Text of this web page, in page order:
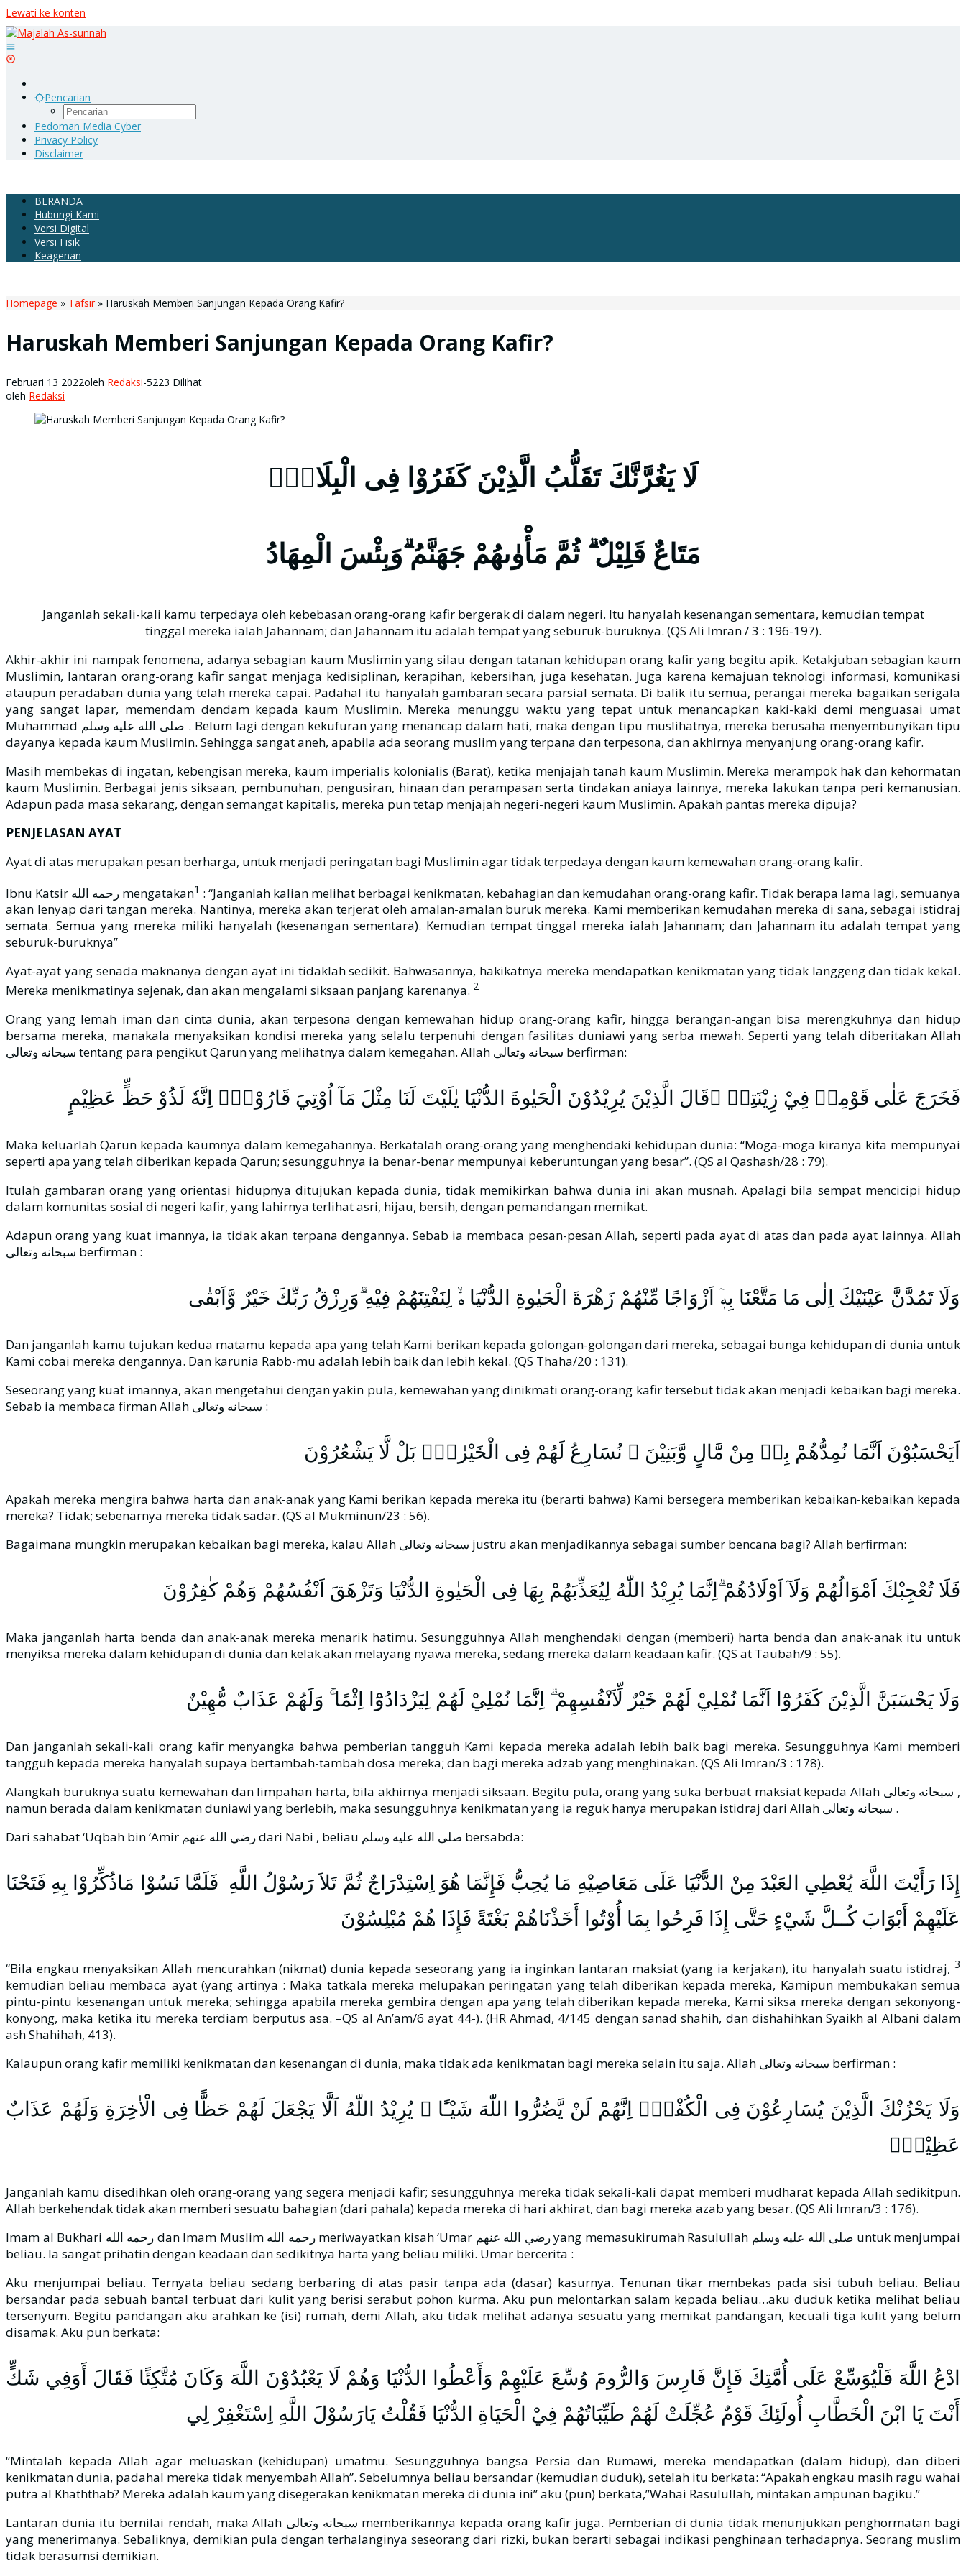
Lewati ke konten
Pencarian
Pedoman Media Cyber
Privacy Policy
Disclaimer
BERANDA
Hubungi Kami
Versi Digital
Versi Fisik
Keagenan
Homepage » Tafsir » Haruskah Memberi Sanjungan Kepada Orang Kafir?
Haruskah Memberi Sanjungan Kepada Orang Kafir?
Februari 13 2022oleh Redaksi-5223 Dilihat
oleh Redaksi
لَا يَغُرَّنَّكَ تَقَلُّبُ الَّذِيْنَ كَفَرُوْا فِى الْبِلَادِۗ
مَتَاعٌ قَلِيْلٌ ۗ ثُمَّ مَأْوٰىهُمْ جَهَنَّمُ ۗوَبِئْسَ الْمِهَادُ
Janganlah sekali-kali kamu terpedaya oleh kebebasan orang-orang kafir bergerak di dalam negeri. Itu hanyalah kesenangan sementara, kemudian tempat
tinggal mereka ialah Jahannam; dan Jahannam itu adalah tempat yang seburuk-buruknya. (QS Ali Imran / 3 : 196-197).
Akhir-akhir ini nampak fenomena, adanya sebagian kaum Muslimin yang silau dengan tatanan kehidupan orang kafir yang begitu apik. Ketakjuban sebagian kaum
Muslimin, lantaran orang-orang kafir sangat menjaga kedisiplinan, kerapihan, kebersihan, juga kesehatan. Juga karena kemajuan teknologi informasi, komunikasi
ataupun peradaban dunia yang telah mereka capai. Padahal itu hanyalah gambaran secara parsial semata. Di balik itu semua, perangai mereka bagaikan serigala
yang sangat lapar, memendam dendam kepada kaum Muslimin. Mereka menunggu waktu yang tepat untuk menancapkan kaki-kaki demi menguasai umat
Muhammad صلى الله عليه وسلم . Belum lagi dengan kekufuran yang menancap dalam hati, maka dengan tipu muslihatnya, mereka berusaha menyembunyikan tipu
dayanya kepada kaum Muslimin. Sehingga sangat aneh, apabila ada seorang muslim yang terpana dan terpesona, dan akhirnya menyanjung orang-orang kafir.
Masih membekas di ingatan, kebengisan mereka, kaum imperialis kolonialis (Barat), ketika menjajah tanah kaum Muslimin. Mereka merampok hak dan kehormatan
kaum Muslimin. Berbagai jenis siksaan, pembunuhan, pengusiran, hinaan dan perampasan serta tindakan aniaya lainnya, mereka lakukan tanpa peri kemanusian.
Adapun pada masa sekarang, dengan semangat kapitalis, mereka pun tetap menjajah negeri-negeri kaum Muslimin. Apakah pantas mereka dipuja?
PENJELASAN AYAT
Ayat di atas merupakan pesan berharga, untuk menjadi peringatan bagi Muslimin agar tidak terpedaya dengan kaum kemewahan orang-orang kafir.
Ibnu Katsir رحمه الله mengatakan1 : “Janganlah kalian melihat berbagai kenikmatan, kebahagian dan kemudahan orang-orang kafir. Tidak berapa lama lagi, semuanya
akan lenyap dari tangan mereka. Nantinya, mereka akan terjerat oleh amalan-amalan buruk mereka. Kami memberikan kemudahan mereka di sana, sebagai istidraj
semata. Semua yang mereka miliki hanyalah (kesenangan sementara). Kemudian tempat tinggal mereka ialah Jahannam; dan Jahannam itu adalah tempat yang
seburuk-buruknya”
Ayat-ayat yang senada maknanya dengan ayat ini tidaklah sedikit. Bahwasannya, hakikatnya mereka mendapatkan kenikmatan yang tidak langgeng dan tidak kekal.
Mereka menikmatinya sejenak, dan akan mengalami siksaan panjang karenanya. 2
Orang yang lemah iman dan cinta dunia, akan terpesona dengan kemewahan hidup orang-orang kafir, hingga berangan-angan bisa merengkuhnya dan hidup
bersama mereka, manakala menyaksikan kondisi mereka yang selalu terpenuhi dengan fasilitas duniawi yang serba mewah. Seperti yang telah diberitakan Allah
سبحانه وتعالى tentang para pengikut Qarun yang melihatnya dalam kemegahan. Allah سبحانه وتعالى berfirman:
فَخَرَجَ عَلٰى قَوْمِهٖ فِيْ زِيْنَتِهٖ ۗقَالَ الَّذِيْنَ يُرِيْدُوْنَ الْحَيٰوةَ الدُّنْيَا يٰلَيْتَ لَنَا مِثْلَ مَآ اُوْتِيَ قَارُوْنُۙ اِنَّهٗ لَذُوْ حَظٍّ عَظِيْمٍ
Maka keluarlah Qarun kepada kaumnya dalam kemegahannya. Berkatalah orang-orang yang menghendaki kehidupan dunia: “Moga-moga kiranya kita mempunyai
seperti apa yang telah diberikan kepada Qarun; sesungguhnya ia benar-benar mempunyai keberuntungan yang besar”. (QS al Qashash/28 : 79).
Itulah gambaran orang yang orientasi hidupnya ditujukan kepada dunia, tidak memikirkan bahwa dunia ini akan musnah. Apalagi bila sempat mencicipi hidup
dalam komunitas sosial di negeri kafir, yang lahirnya terlihat asri, hijau, bersih, dengan pemandangan memikat.
Adapun orang yang kuat imannya, ia tidak akan terpana dengannya. Sebab ia membaca pesan-pesan Allah, seperti pada ayat di atas dan pada ayat lainnya. Allah
سبحانه وتعالى berfirman :
وَلَا تَمُدَّنَّ عَيْنَيْكَ اِلٰى مَا مَتَّعْنَا بِهٖٓ اَزْوَاجًا مِّنْهُمْ زَهْرَةَ الْحَيٰوةِ الدُّنْيَا ەۙ لِنَفْتِنَهُمْ فِيْهِ ۗوَرِزْقُ رَبِّكَ خَيْرٌ وَّاَبْقٰى
Dan janganlah kamu tujukan kedua matamu kepada apa yang telah Kami berikan kepada golongan-golongan dari mereka, sebagai bunga kehidupan di dunia untuk
Kami cobai mereka dengannya. Dan karunia Rabb-mu adalah lebih baik dan lebih kekal. (QS Thaha/20 : 131).
Seseorang yang kuat imannya, akan mengetahui dengan yakin pula, kemewahan yang dinikmati orang-orang kafir tersebut tidak akan menjadi kebaikan bagi mereka.
Sebab ia membaca firman Allah سبحانه وتعالى :
اَيَحْسَبُوْنَ اَنَّمَا نُمِدُّهُمْ بِهٖ مِنْ مَّالٍ وَّبَنِيْنَ ۙ نُسَارِعُ لَهُمْ فِى الْخَيْرٰتِۗ بَلْ لَّا يَشْعُرُوْنَ
Apakah mereka mengira bahwa harta dan anak-anak yang Kami berikan kepada mereka itu (berarti bahwa) Kami bersegera memberikan kebaikan-kebaikan kepada
mereka? Tidak; sebenarnya mereka tidak sadar. (QS al Mukminun/23 : 56).
Bagaimana mungkin merupakan kebaikan bagi mereka, kalau Allah سبحانه وتعالى justru akan menjadikannya sebagai sumber bencana bagi? Allah berfirman:
فَلَا تُعْجِبْكَ اَمْوَالُهُمْ وَلَآ اَوْلَادُهُمْ ۗاِنَّمَا يُرِيْدُ اللّٰهُ لِيُعَذِّبَهُمْ بِهَا فِى الْحَيٰوةِ الدُّنْيَا وَتَزْهَقَ اَنْفُسُهُمْ وَهُمْ كٰفِرُوْنَ
Maka janganlah harta benda dan anak-anak mereka menarik hatimu. Sesungguhnya Allah menghendaki dengan (memberi) harta benda dan anak-anak itu untuk
menyiksa mereka dalam kehidupan di dunia dan kelak akan melayang nyawa mereka, sedang mereka dalam keadaan kafir. (QS at Taubah/9 : 55).
وَلَا يَحْسَبَنَّ الَّذِيْنَ كَفَرُوْٓا اَنَّمَا نُمْلِيْ لَهُمْ خَيْرٌ لِّاَنْفُسِهِمْ ۗ اِنَّمَا نُمْلِيْ لَهُمْ لِيَزْدَادُوْٓا اِثْمًا ۚ وَلَهُمْ عَذَابٌ مُّهِيْنٌ
Dan janganlah sekali-kali orang kafir menyangka bahwa pemberian tangguh Kami kepada mereka adalah lebih baik bagi mereka. Sesungguhnya Kami memberi
tangguh kepada mereka hanyalah supaya bertambah-tambah dosa mereka; dan bagi mereka adzab yang menghinakan. (QS Ali Imran/3 : 178).
Alangkah buruknya suatu kemewahan dan limpahan harta, bila akhirnya menjadi siksaan. Begitu pula, orang yang suka berbuat maksiat kepada Allah سبحانه وتعالى ,
namun berada dalam kenikmatan duniawi yang berlebih, maka sesungguhnya kenikmatan yang ia reguk hanya merupakan istidraj dari Allah سبحانه وتعالى .
Dari sahabat ‘Uqbah bin ‘Amir رضي الله عنهم dari Nabi , beliau صلى الله عليه وسلم bersabda:
إِذَا رَأَيْتَ اللَّهَ يُعْطِي العَبْدَ مِنْ الدًّنْيَا عَلَى مَعَاصِيْهِ مَا يُحِبُّ فَإِنَّمَا هُوَ اِسْتِدْرَاجٌ ثُمَّ تَلاَ رَسُوْلُ اللَّهِ فَلَمَّا نَسُوْا مَاذُكِّرُوْا بِهِ فَتَحْنَا
عَلَيْهِمْ أَبْوَابَ كُــلَّ شَيْءٍ حَتَّى إِذَا فَرِحُوا بِمَا أُوْتُوا أَخَذْنَاهُمْ بَغْتَةً فَإِذَا هُمْ مُبْلِسُوْنَ
“Bila engkau menyaksikan Allah mencurahkan (nikmat) dunia kepada seseorang yang ia inginkan lantaran maksiat (yang ia kerjakan), itu hanyalah suatu istidraj, 3
kemudian beliau membaca ayat (yang artinya : Maka tatkala mereka melupakan peringatan yang telah diberikan kepada mereka, Kamipun membukakan semua
pintu-pintu kesenangan untuk mereka; sehingga apabila mereka gembira dengan apa yang telah diberikan kepada mereka, Kami siksa mereka dengan sekonyong-
konyong, maka ketika itu mereka terdiam berputus asa. –QS al An’am/6 ayat 44-). (HR Ahmad, 4/145 dengan sanad shahih, dan dishahihkan Syaikh al Albani dalam
ash Shahihah, 413).
Kalaupun orang kafir memiliki kenikmatan dan kesenangan di dunia, maka tidak ada kenikmatan bagi mereka selain itu saja. Allah سبحانه وتعالى berfirman :
وَلَا يَحْزُنْكَ الَّذِيْنَ يُسَارِعُوْنَ فِى الْكُفْرِۚ اِنَّهُمْ لَنْ يَّضُرُّوا اللّٰهَ شَيْـًٔا ۗ يُرِيْدُ اللّٰهُ اَلَّا يَجْعَلَ لَهُمْ حَظًّا فِى الْاٰخِرَةِ وَلَهُمْ عَذَابٌ
عَظِيْمٌۚ
Janganlah kamu disedihkan oleh orang-orang yang segera menjadi kafir; sesungguhnya mereka tidak sekali-kali dapat memberi mudharat kepada Allah sedikitpun.
Allah berkehendak tidak akan memberi sesuatu bahagian (dari pahala) kepada mereka di hari akhirat, dan bagi mereka azab yang besar. (QS Ali Imran/3 : 176).
Imam al Bukhari رحمه الله dan Imam Muslim رحمه الله meriwayatkan kisah ‘Umar رضي الله عنهم yang memasukirumah Rasulullah صلى الله عليه وسلم untuk menjumpai
beliau. Ia sangat prihatin dengan keadaan dan sedikitnya harta yang beliau miliki. Umar bercerita :
Aku menjumpai beliau. Ternyata beliau sedang berbaring di atas pasir tanpa ada (dasar) kasurnya. Tenunan tikar membekas pada sisi tubuh beliau. Beliau
bersandar pada sebuah bantal terbuat dari kulit yang berisi serabut pohon kurma. Aku pun melontarkan salam kepada beliau…aku duduk ketika melihat beliau
tersenyum. Begitu pandangan aku arahkan ke (isi) rumah, demi Allah, aku tidak melihat adanya sesuatu yang memikat pandangan, kecuali tiga kulit yang belum
disamak. Aku pun berkata:
ادْعُ اللَّهَ فَلْيُوَسِّعْ عَلَى أُمَّتِكَ فَإِنَّ فَارِسَ وَالرُّومَ وُسِّعَ عَلَيْهِمْ وَأَعْطُوا الدُّنْيَا وَهُمْ لَا يَعْبُدُوْنَ اللَّهَ وَكَانَ مُتَّكِئًا فَقَالَ أَوَفِي شَكٍّ
أَنْتَ يَا ابْنَ الْخَطَّابِ أُولَئِكَ قَوْمٌ عُجِّلَتْ لَهُمْ طَيِّبَاتُهُمْ فِيْ الْحَيَاةِ الدُّنْيَا فَقُلْتُ يَارَسُوْلَ اللَّهِ اِسْتَغْفِرْ لِي
“Mintalah kepada Allah agar meluaskan (kehidupan) umatmu. Sesungguhnya bangsa Persia dan Rumawi, mereka mendapatkan (dalam hidup), dan diberi
kenikmatan dunia, padahal mereka tidak menyembah Allah”. Sebelumnya beliau bersandar (kemudian duduk), setelah itu berkata: “Apakah engkau masih ragu wahai
putra al Khaththab? Mereka adalah kaum yang disegerakan kenikmatan mereka di dunia ini” aku (pun) berkata,”Wahai Rasulullah, mintakan ampunan bagiku.”
Lantaran dunia itu bernilai rendah, maka Allah سبحانه وتعالى memberikannya kepada orang kafir juga. Pemberian di dunia tidak menunjukkan penghormatan bagi
yang menerimanya. Sebaliknya, demikian pula dengan terhalanginya seseorang dari rizki, bukan berarti sebagai indikasi penghinaan terhadapnya. Seorang muslim
tidak berasumsi demikian.